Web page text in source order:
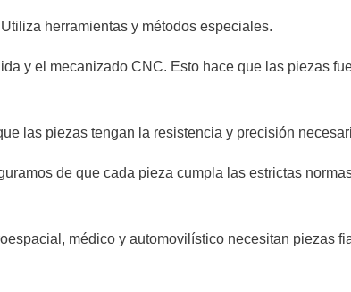
herramientas y métodos especiales.
y el mecanizado CNC. Esto hace que las piezas
las piezas tengan la resistencia y precisión
de que cada pieza cumpla las estrictas
médico y automovilístico necesitan piezas